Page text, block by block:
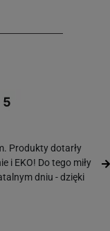
Produkty dotarły
i EKO! Do tego miły
dniu - dzięki